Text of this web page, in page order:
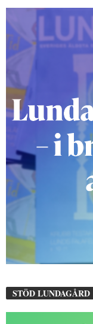
STÖD LUNDAGÅRD